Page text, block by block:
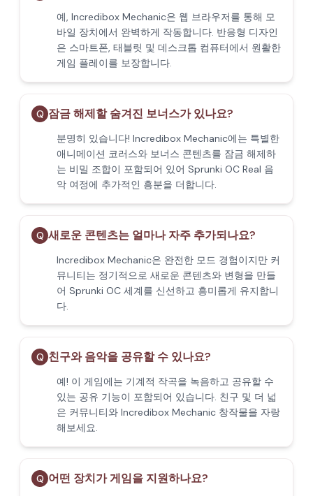
예, Incredibox Mechanic은 웹 브라우저를 통해 모
바일 장치에서 완벽하게 작동합니다. 반응형 디자인
은 스마트폰, 태블릿 및 데스크톱 컴퓨터에서 원활한
게임 플레이를 보장합니다.
Q 잠금 해제할 숨겨진 보너스가 있나요?
분명히 있습니다! Incredibox Mechanic에는 특별한
애니메이션 코러스와 보너스 콘텐츠를 잠금 해제하
는 비밀 조합이 포함되어 있어 Sprunki OC Real 음
악 여정에 추가적인 흥분을 더합니다.
Q 새로운 콘텐츠는 얼마나 자주 추가되나요?
Incredibox Mechanic은 완전한 모드 경험이지만 커
뮤니티는 정기적으로 새로운 콘텐츠와 변형을 만들
어 Sprunki OC 세계를 신선하고 흥미롭게 유지합니
다.
Q 친구와 음악을 공유할 수 있나요?
예! 이 게임에는 기계적 작곡을 녹음하고 공유할 수
있는 공유 기능이 포함되어 있습니다. 친구 및 더 넓
은 커뮤니티와 Incredibox Mechanic 창작물을 자랑
해보세요.
Q 어떤 장치가 게임을 지원하나요?